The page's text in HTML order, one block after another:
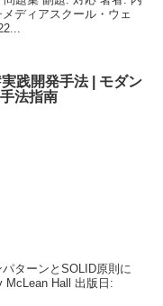
ディアスクール・ウェ
践開発手法 | モダン
法指南
ターンとSOLID原則に
McLean Hall 出版日: